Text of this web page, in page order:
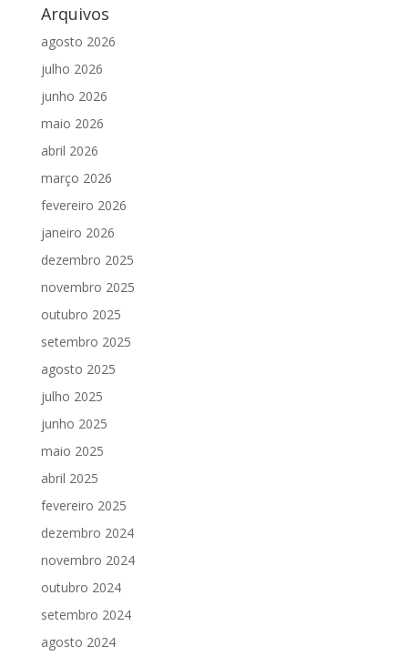
Arquivos
agosto 2026
julho 2026
junho 2026
maio 2026
abril 2026
março 2026
fevereiro 2026
janeiro 2026
dezembro 2025
novembro 2025
outubro 2025
setembro 2025
agosto 2025
julho 2025
junho 2025
maio 2025
abril 2025
fevereiro 2025
dezembro 2024
novembro 2024
outubro 2024
setembro 2024
agosto 2024